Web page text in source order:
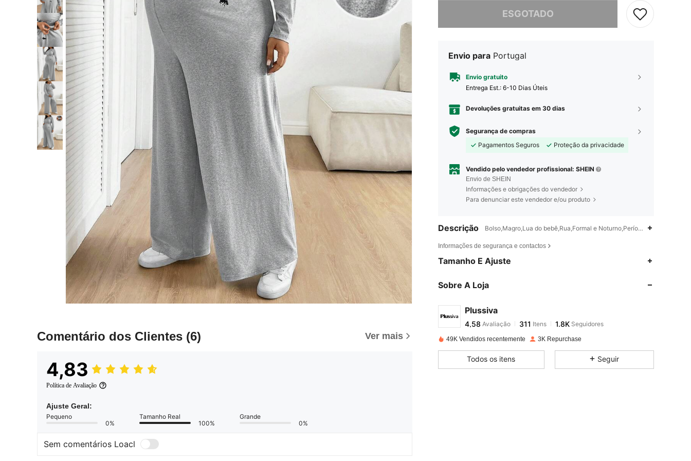
Comentário dos Clientes (6) Ver mais
4,83
Política de Avaliação
Ajuste Geral:
Pequeno
0%
Tamanho Real
100%
Grande
0%
Sem comentários Loacl
ESGOTADO
Desculpe, este produto está esgotado.
Envio para Portugal
Envio gratuito
Entrega Est.: 6-10 Dias Úteis
Devoluções gratuitas em 30 dias
Segurança de compras
Pagamentos Seguros
Proteção da privacidade
Vendido pelo vendedor profissional: SHEIN
Envio de SHEIN
Informações e obrigações do vendedor
Para denunciar este vendedor e/ou produto
Descrição Bolso,Magro,Lua do bebê,Rua,Formal e Noturno,Período de
Informações de segurança e contactos
Tamanho E Ajuste
Sobre A Loja
Plussiva
4,58
4,58Avaliação
s***cpago1 dia atrás
49K Vendidos recentemente 3K Repurchase
Todos os itens Seguir